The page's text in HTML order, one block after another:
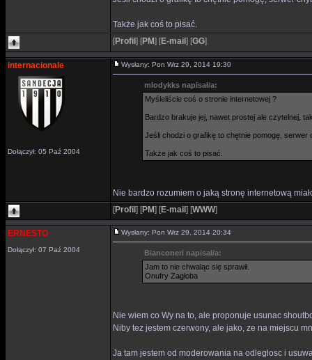
Także jak coś to pisać.
[Profil ] [PM] [E-mail ] [GG]
internacionale
Dołączył: 05 Paź 2004
Wysłany: Pon Wrz 29, 2014 19:30
mlodykks napisał/a:
Myśleliście coś o stronie internetowej ?
Bardzo brakuje jej, nawet prostej ale czytelnej,
Jeśli chodzi o grafikę to chętnie pomogę,
Także jak coś to pisać.
Nie bardzo rozumiem o jaką stronę internetową
[Profil ] [PM] [E-mail ] [WWW]
ERNESTO
Dołączył: 07 Paź 2004
Wysłany: Pon Wrz 29, 2014 20:34
Bianconeri napisał/a:
Jam to nie chwaląc się sprawił.
Onufry Zagłoba
Nie wiem co Wy na to, ale proponuje usunac
Niby tez jestem czerwony, ale jako, ze na miejscu
Ja tam jestem od moderowania na odleglosc i